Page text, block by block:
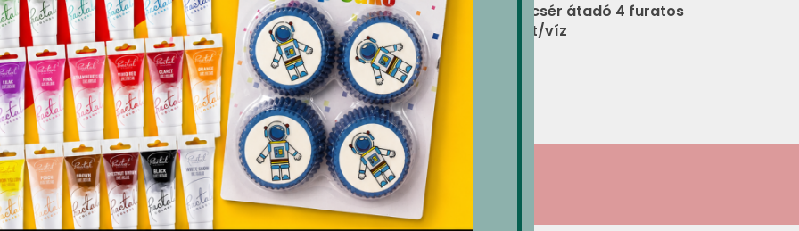
forgatható R6 Tölcsértároló füst TT6
Tölcsér átadó 4 furatos
füst/víz